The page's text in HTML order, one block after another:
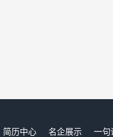
简历中心 名企展示 一句